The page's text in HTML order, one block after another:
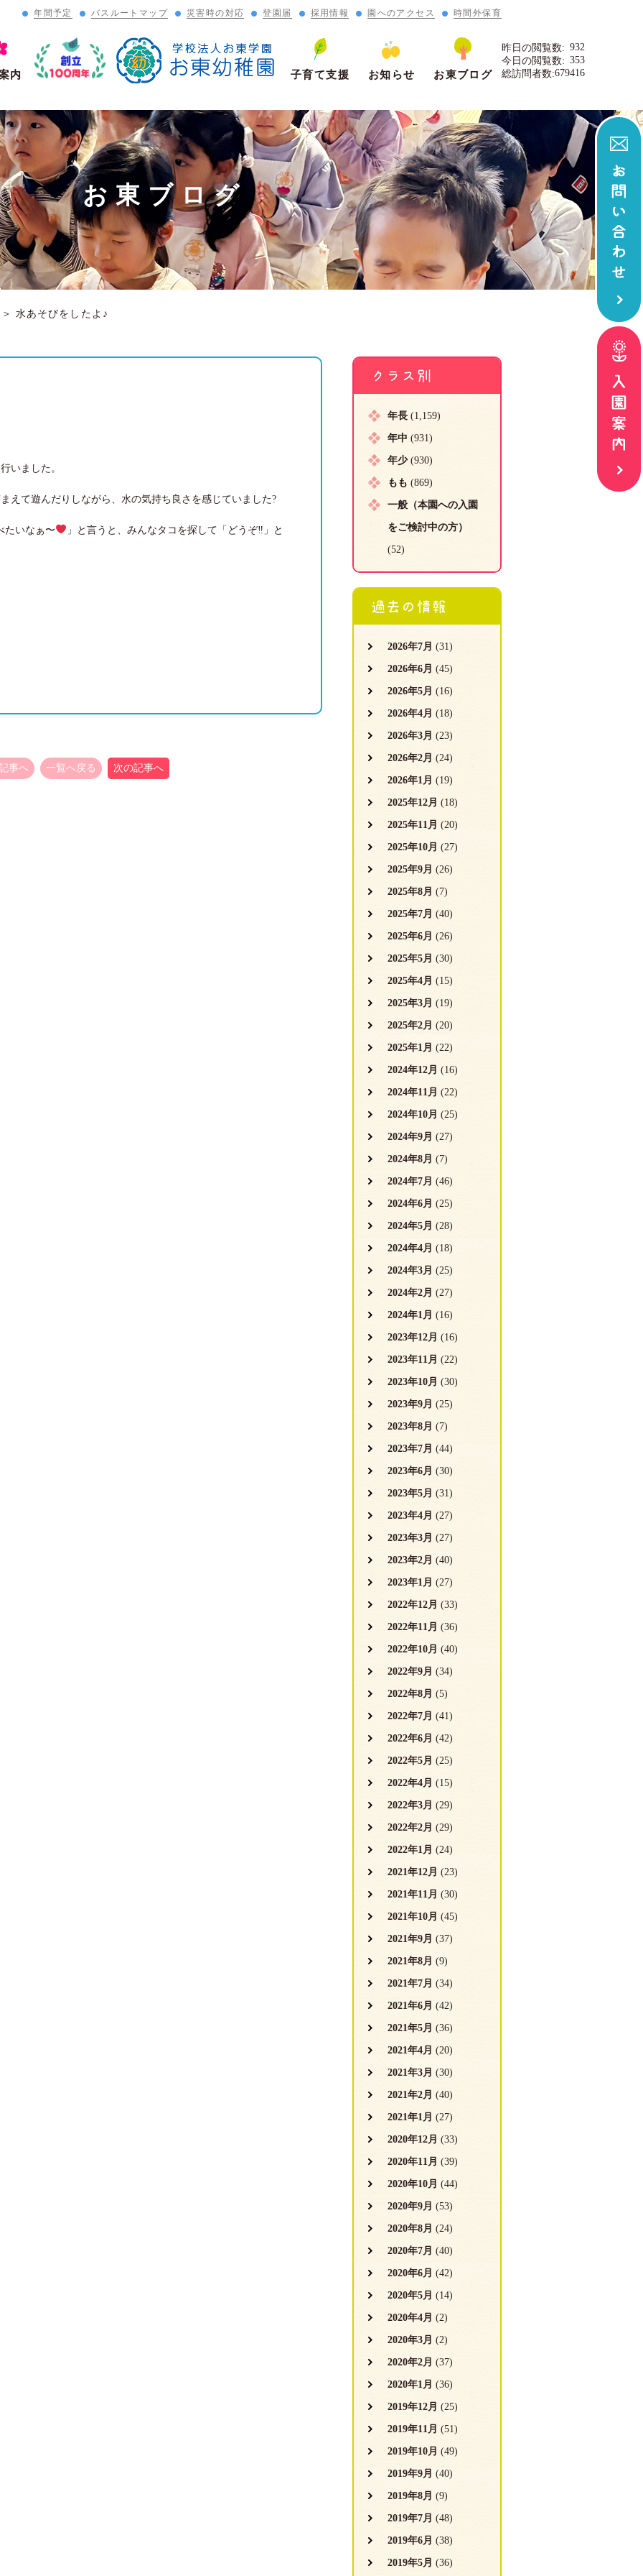
年間予定 バスルートマップ 災害時の対応 登園届 採用情報 園へのアクセス 時間外保育
内 子育て支援 お知らせ お東ブログ
932
昨日の閲覧数:
353
今日の閲覧数:
679416
総訪問者数:
お東ブログ
水あそびをしたよ♪
いました。
えて遊んだりしながら、水の気持ち良さを感じていました?
たいなぁ〜 」と言うと、みんなタコを探して「どうぞ‼」と
事へ 一覧へ戻る 次の記事へ
クラス別
年長 (1,159)
年中 (931)
年少(930)
もも (869)
一般（本園への入園
をご検討中の方）
(52)
過去の情報
2026年7月 (31)
2026年6月 (45)
2026年5月 (16)
2026年4月 (18)
2026年3月 (23)
2026年2月 (24)
2026年1月 (19)
2025年12月 (18)
2025年11月 (20)
2025年10月 (27)
2025年9月 (26)
2025年8月 (7)
2025年7月 (40)
2025年6月 (26)
2025年5月 (30)
2025年4月 (15)
2025年3月 (19)
2025年2月 (20)
2025年1月 (22)
2024年12月 (16)
2024年11月 (22)
2024年10月 (25)
2024年9月 (27)
2024年8月 (7)
2024年7月 (46)
2024年6月 (25)
2024年5月 (28)
2024年4月 (18)
2024年3月 (25)
2024年2月 (27)
2024年1月 (16)
2023年12月 (16)
2023年11月 (22)
2023年10月 (30)
2023年9月 (25)
2023年8月 (7)
2023年7月 (44)
2023年6月 (30)
2023年5月 (31)
2023年4月 (27)
2023年3月 (27)
2023年2月 (40)
2023年1月 (27)
2022年12月 (33)
2022年11月 (36)
2022年10月 (40)
2022年9月 (34)
2022年8月 (5)
2022年7月 (41)
2022年6月 (42)
2022年5月 (25)
2022年4月 (15)
2022年3月 (29)
2022年2月 (29)
2022年1月 (24)
2021年12月 (23)
2021年11月 (30)
2021年10月 (45)
2021年9月 (37)
2021年8月 (9)
2021年7月 (34)
2021年6月 (42)
2021年5月 (36)
2021年4月 (20)
2021年3月 (30)
2021年2月 (40)
2021年1月 (27)
2020年12月 (33)
2020年11月 (39)
2020年10月 (44)
2020年9月 (53)
2020年8月 (24)
2020年7月 (40)
2020年6月 (42)
2020年5月 (14)
2020年4月 (2)
2020年3月 (2)
2020年2月 (37)
2020年1月 (36)
2019年12月 (25)
2019年11月 (51)
2019年10月 (49)
2019年9月 (40)
2019年8月 (9)
2019年7月 (48)
2019年6月 (38)
2019年5月 (36)